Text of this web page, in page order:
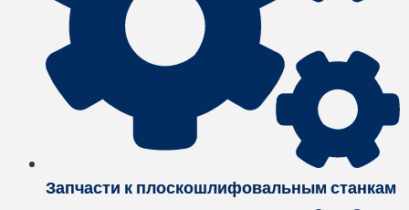
Запчасти к плоскошлифовальным станкам